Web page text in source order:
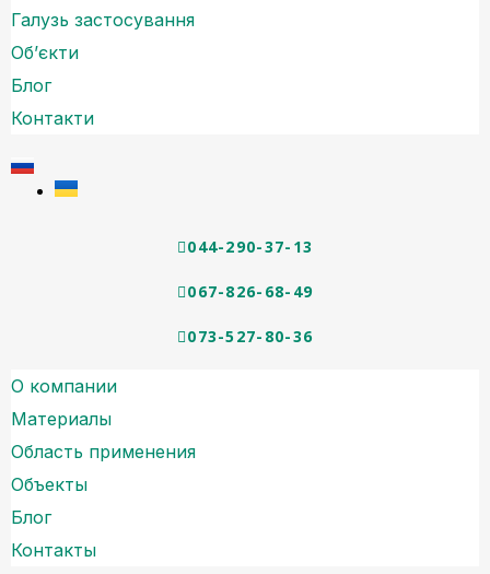
Галузь застосування
Об’єкти
Блог
Контакти
044-290-37-13
067-826-68-49
073-527-80-36
О компании
Материалы
Область применения
Объекты
Блог
Контакты